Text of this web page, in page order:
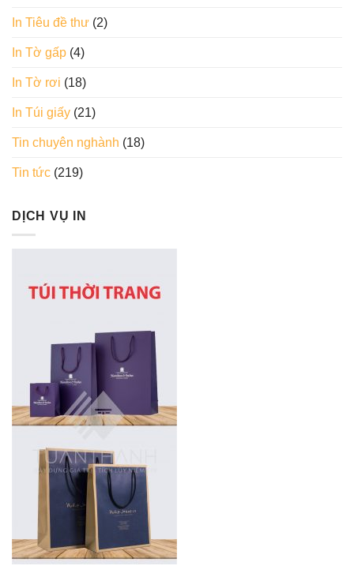
In Tiêu đề thư (2)
In Tờ gấp (4)
In Tờ rơi (18)
In Túi giấy (21)
Tin chuyên nghành (18)
Tin tức (219)
DỊCH VỤ IN